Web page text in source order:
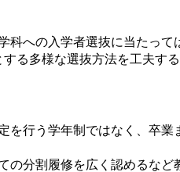
への入学者選抜に当たっ
る多様な選抜方法を工夫す
行う学年制ではなく、卒
分割履修を広く認めるな